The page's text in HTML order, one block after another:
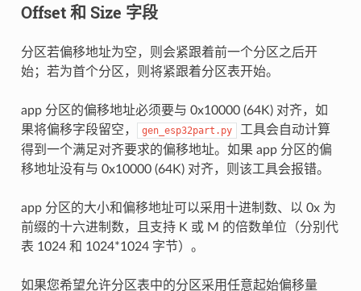
Offset 和 Size 字段
分区若偏移地址为空，则会紧跟着前一个分区之后开
始；若为首个分区，则将紧跟着分区表开始。
app 分区的偏移地址必须要与 0x10000 (64K) 对齐，如
果将偏移字段留空，
gen_esp32part.py
工具会自动计算
得到一个满足对齐要求的偏移地址。如果 app 分区的偏
移地址没有与 0x10000 (64K) 对齐，则该工具会报错。
app 分区的大小和偏移地址可以采用十进制数、以 0x 为
前缀的十六进制数，且支持 K 或 M 的倍数单位（分别代
表 1024 和 1024*1024 字节）。
如果您希望允许分区表中的分区采用任意起始偏移量